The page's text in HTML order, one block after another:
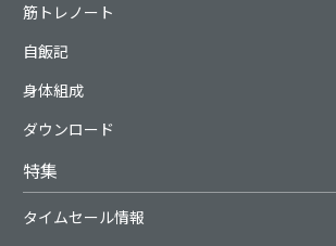
筋トレノート
自飯記
身体組成
ダウンロード
特集
タイムセール情報